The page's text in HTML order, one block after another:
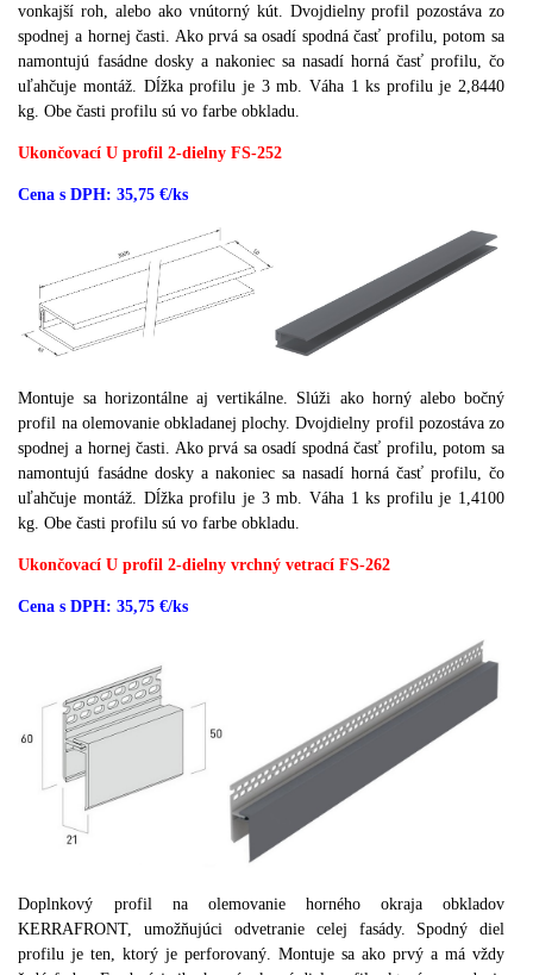
vonkajší roh, alebo ako vnútorný kút.
Dvojdielny profil pozostáva zo
spodnej a hornej časti.
Ako prvá sa osadí spodná časť profilu, potom sa
namontujú fasádne dosky a nakoniec sa nasadí horná časť profilu, čo
uľahčuje montáž.
Dĺžka profilu je 3 mb.
Váha 1 ks profilu je 2,8440
kg. Obe časti profilu sú vo farbe obkladu.
Ukončovací U profil 2-dielny FS-252
Cena s DPH: 35,75 €/ks
Montuje sa horizontálne aj vertikálne.
Slúži ako horný alebo bočný
profil na olemovanie obkladanej plochy. Dvojdielny profil pozostáva zo
spodnej a hornej časti.
Ako prvá sa osadí spodná časť profilu, potom sa
namontujú fasádne dosky a nakoniec sa nasadí horná časť profilu, čo
uľahčuje montáž.
Dĺžka profilu je 3 mb.
Váha 1 ks profilu je 1,4100
kg. Obe časti profilu sú vo farbe obkladu.
Ukončovací U profil 2-dielny vrchný vetrací FS-262
Cena s DPH: 35,75 €/ks
Doplnkový profil na olemovanie horného okraja obkladov
KERRAFRONT, umožňujúci odvetranie celej fasády. Spodný diel
profilu je ten, ktorý je perforovaný.Montuje sa ako prvý a má vždy